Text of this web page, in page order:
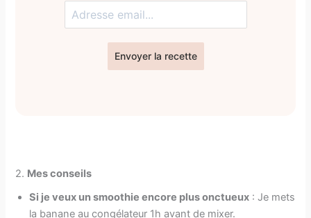
Envoyer la recette
2. Mes conseils
Si je veux un smoothie encore plus onctueux : Je mets
la banane au congélateur 1h avant de mixer.